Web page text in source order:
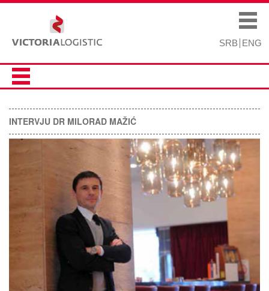
SRB ENG
Main menu
INTERVJU DR MILORAD MAŽIĆ